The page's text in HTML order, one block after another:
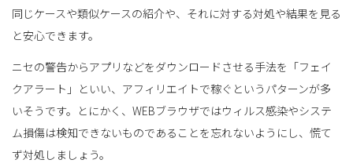
同じケースや類似ケースの紹介や、それに対する対処や結果を見る
と安心できます。
ニセの警告からアプリなどをダウンロードさせる手法を「フェイ
クアラート」といい、アフィリエイトで稼ぐというパターンが多
いそうです。とにかく、WEBブラウザではウィルス感染やシステ
ム損傷は検知できないものであることを忘れないようにし、慌て
ず対処しましょう。